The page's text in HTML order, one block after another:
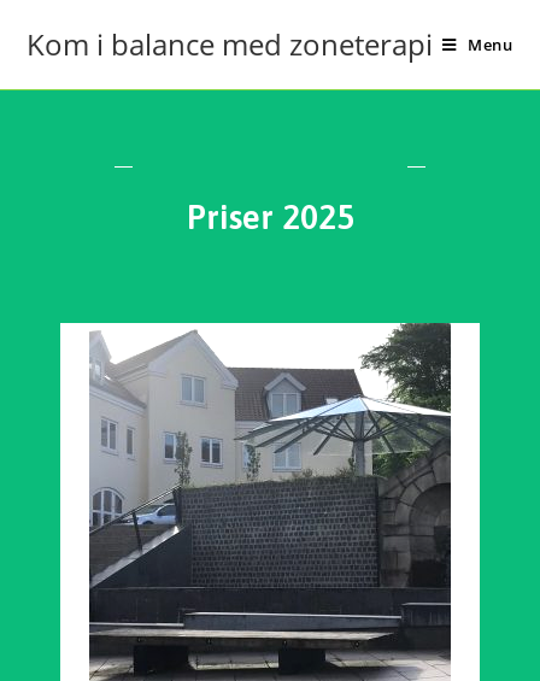
Kom i balance med zoneterapi Menu
Priser 2025